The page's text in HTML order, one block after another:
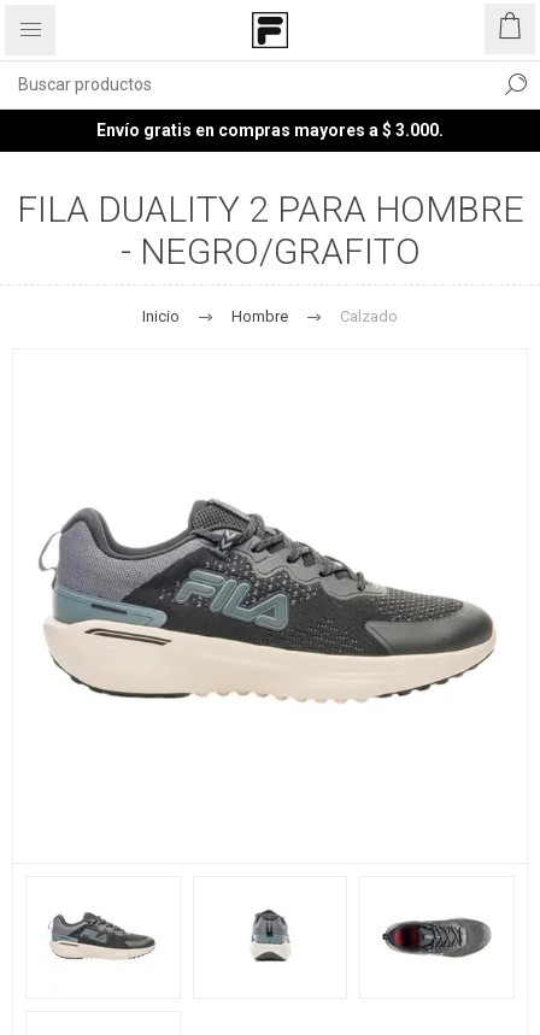
Envío gratis en compras mayores a $ 3.000.
FILA DUALITY 2 PARA HOMBRE
- NEGRO/GRAFITO
Inicio Hombre Calzado